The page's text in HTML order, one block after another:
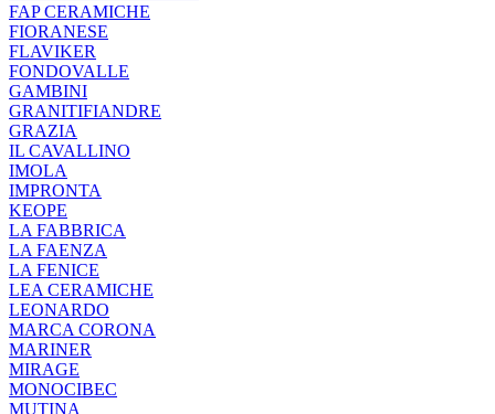
FAP CERAMICHE
FIORANESE
FLAVIKER
FONDOVALLE
GAMBINI
GRANITIFIANDRE
GRAZIA
IL CAVALLINO
IMOLA
IMPRONTA
KEOPE
LA FABBRICA
LA FAENZA
LA FENICE
LEA CERAMICHE
LEONARDO
MARCA CORONA
MARINER
MIRAGE
MONOCIBEC
MUTINA